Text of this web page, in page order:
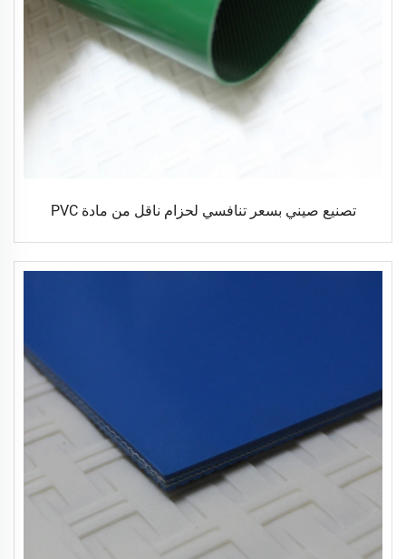
تصنيع صيني بسعر تنافسي لحزام ناقل من مادة PVC